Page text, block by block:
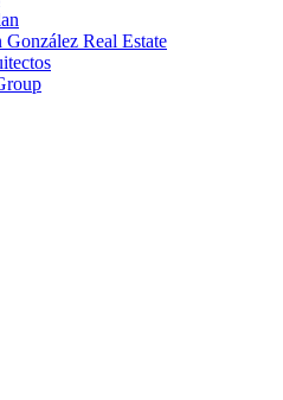
Real Estate